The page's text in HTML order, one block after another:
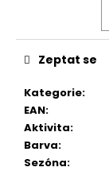
Kategorie:
EAN:
Aktivita:
Barva:
Sezóna:
Zeptat se